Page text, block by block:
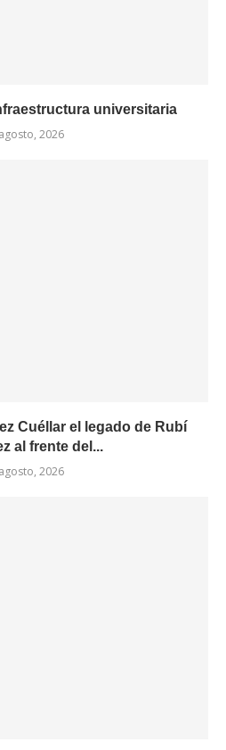
universitaria
2026
Cuéllar el legado de Rubí
al frente del...
2026